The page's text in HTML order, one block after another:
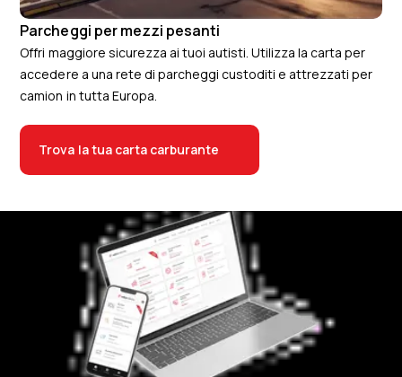
Parcheggi per mezzi pesanti
Offri maggiore sicurezza ai tuoi autisti. Utilizza la carta per
accedere a una rete di parcheggi custoditi e attrezzati per
camion in tutta Europa.
Trova la tua carta carburante